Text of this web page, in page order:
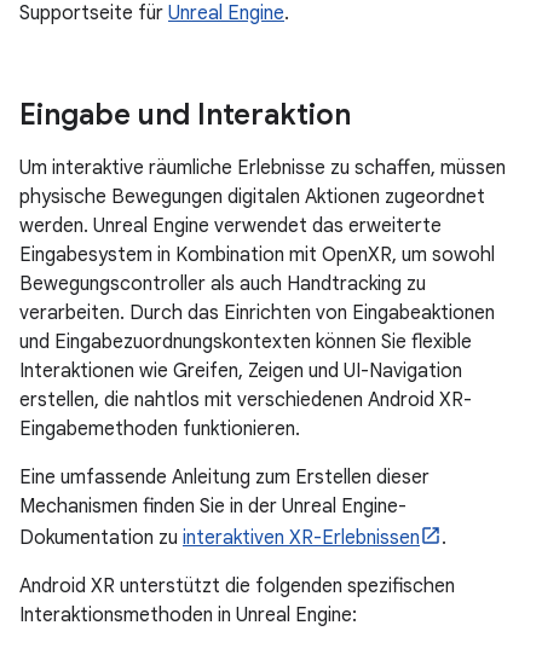
Supportseite für Unreal Engine.
Eingabe und Interaktion
Um interaktive räumliche Erlebnisse zu schaffen, müssen
physische Bewegungen digitalen Aktionen zugeordnet
werden. Unreal Engine verwendet das erweiterte
Eingabesystem in Kombination mit OpenXR, um sowohl
Bewegungscontroller als auch Handtracking zu
verarbeiten. Durch das Einrichten von Eingabeaktionen
und Eingabezuordnungskontexten können Sie flexible
Interaktionen wie Greifen, Zeigen und UI-Navigation
erstellen, die nahtlos mit verschiedenen Android XR-
Eingabemethoden funktionieren.
Eine umfassende Anleitung zum Erstellen dieser
Mechanismen finden Sie in der Unreal Engine-
Dokumentation zu interaktiven XR-Erlebnissen
.
Android XR unterstützt die folgenden spezifischen
Interaktionsmethoden in Unreal Engine: